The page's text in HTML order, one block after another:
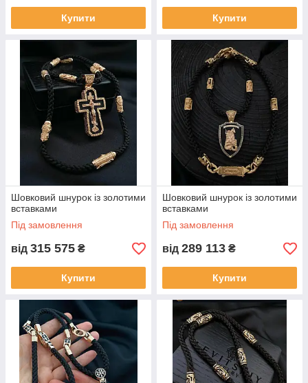
Купити Купити
Шовковий шнурок із золотими
вставками
Під замовлення
від 315 575 ₴
Купити
Шовковий шнурок із золотими
вставками
Під замовлення
від 289 113 ₴
Купити